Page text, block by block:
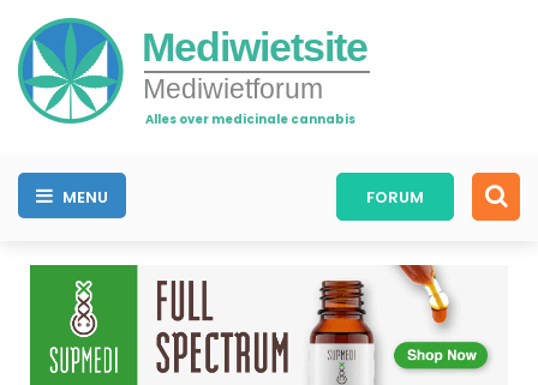
Mediwietsite
Mediwietforum
Alles over medicinale cannabis
MENU FORUM